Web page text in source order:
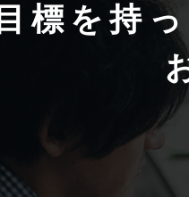
目標を持